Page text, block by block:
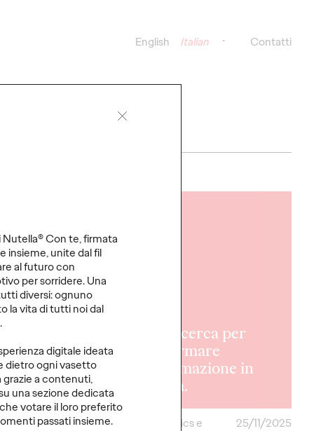
Contatti
English Italian
Con te, firmata
insieme, unite dal fil
al futuro con
per sorridere. Una
diversi: ognuno
la vita di tutti noi dal
digitale ideata
dietro ogni vasetto
grazie a contenuti,
una sezione dedicata
votare il loro preferito
passati insieme.
la
Social &
EMEA
nomine
05/12/2025
Una ricerca per
trasformare
l'informazione in
fiducia.
Data Analytics e
25/11/2025